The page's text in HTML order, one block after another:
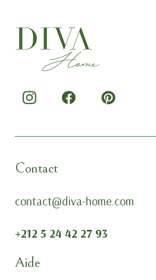
Contact
contact@diva-home.com
+212 5 24 42 27 93
Aide